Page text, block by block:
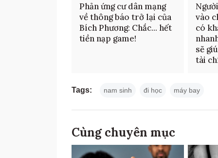
Phản ứng cư dân mạng
về thông báo trở lại của
Bích Phương: Chắc... hết
tiền nạp game!
vào
có
sẽ
tài
Tags: nam sinh đi học máy bay
Cùng chuyên mục